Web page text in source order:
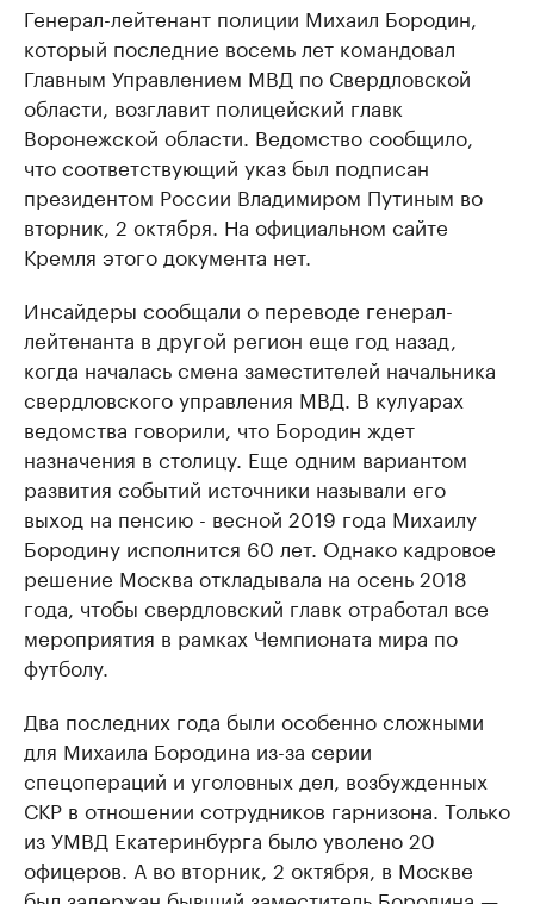
Генерал-лейтенант полиции Михаил Бородин,
который последние восемь лет командовал
Главным Управлением МВД по Свердловской
области, возглавит полицейский главк
Воронежской области. Ведомство сообщило,
что соответствующий указ был подписан
президентом России Владимиром Путиным во
вторник, 2 октября. На официальном сайте
Кремля этого документа нет.
Инсайдеры сообщали о переводе генерал-
лейтенанта в другой регион еще год назад,
когда началась смена заместителей начальника
свердловского управления МВД. В кулуарах
ведомства говорили, что Бородин ждет
назначения в столицу. Еще одним вариантом
развития событий источники называли его
выход на пенсию ​- весной 2019 года Михаилу
Бородину исполнится 60 лет. ​Однако кадровое
решение Москва откладывала на осень 2018
года, чтобы свердловский главк отработал все
мероприятия в рамках Чемпионата мира по
футболу.
Два последних года были особенно сложными
для Михаила Бородина из-за серии
спецопераций и уголовных дел, возбужденных
СКР в отношении сотрудников гарнизона. Только
из УМВД Екатеринбурга было уволено 20
офицеров. А во вторник, 2 октября, в Москве